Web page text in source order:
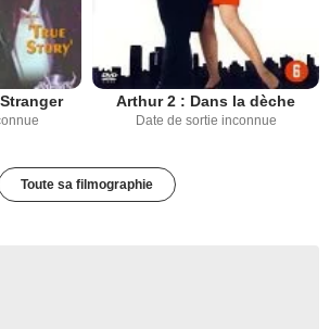
Arthur 2 : Dans la dèche
Date de sortie inconnue
Toute sa filmographie